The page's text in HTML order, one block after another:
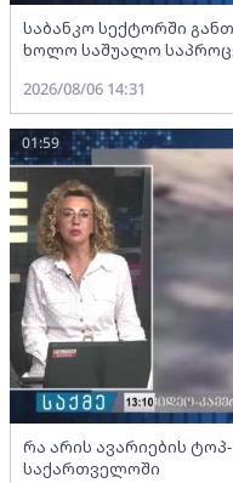
საბანკო სექტორში
ხოლო საშუალო
2026/08/06 14:31
რა არის ავარიების
საქართველოში
01:59